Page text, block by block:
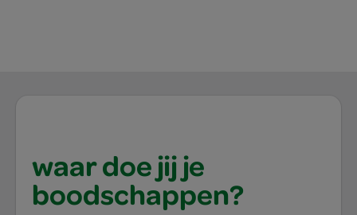
waar doe jij je
boodschappen?